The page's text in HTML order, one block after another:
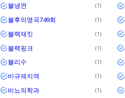
불냉면 1
불후의명곡749회 1
블랙재킷 1
블랙핑크 1
블리수 1
비규제지역 1
비뇨의학과 1